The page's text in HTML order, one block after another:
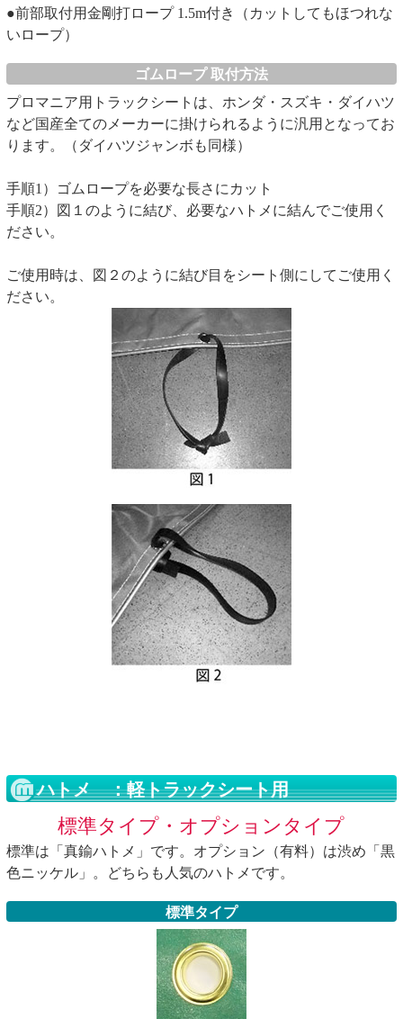
●前部取付用金剛打ロープ 1.5m付き（カットしてもほつれな
いロープ）
ゴムロープ 取付方法
プロマニア用トラックシートは、ホンダ・スズキ・ダイハツ
など国産全てのメーカーに掛けられるように汎用となってお
ります。（ダイハツジャンボも同様）
手順1）ゴムロープを必要な長さにカット
手順2）図１のように結び、必要なハトメに結んでご使用く
ださい。
ご使用時は、図２のように結び目をシート側にしてご使用く
ださい。
ハトメ ：軽トラックシート用
標準タイプ・オプションタイプ
標準は「真鍮ハトメ」です。オプション（有料）は渋め「黒
色ニッケル」。どちらも人気のハトメです。
標準タイプ